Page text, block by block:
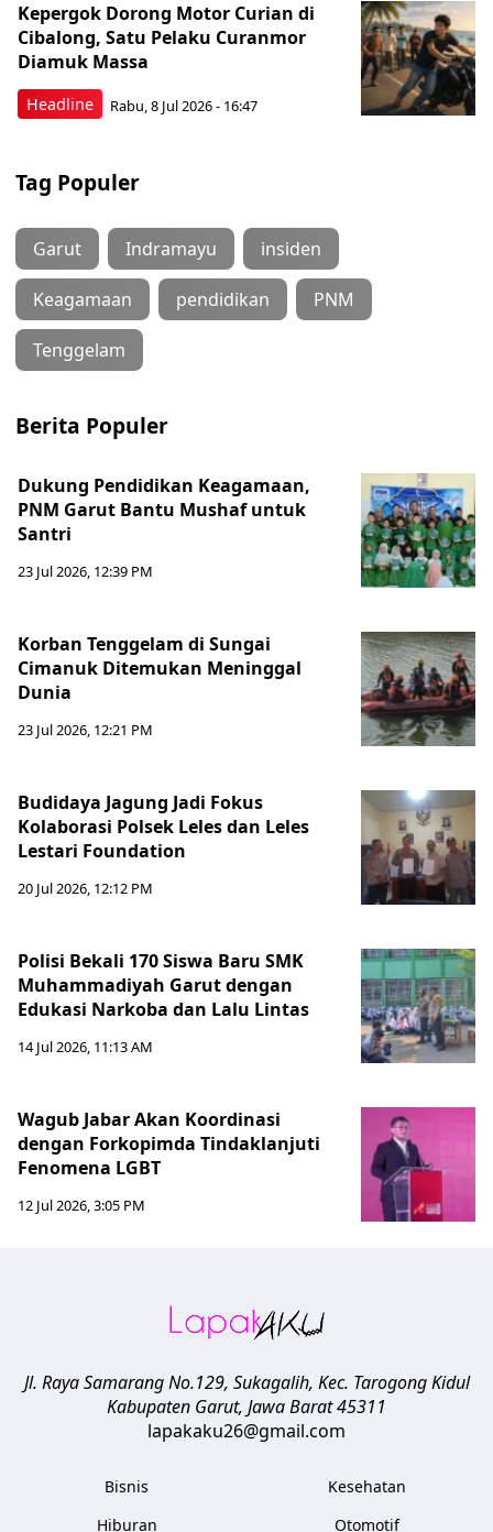
Headline
Kepergok Dorong Motor Curian di
Cibalong, Satu Pelaku Curanmor
Diamuk Massa
Rabu, 8 Jul 2026 - 16:47
Tag Populer
Garut Indramayu insiden
Keagamaan pendidikan PNM
Tenggelam
Berita Populer
Dukung Pendidikan Keagamaan,
PNM Garut Bantu Mushaf untuk
Santri
23 Jul 2026, 12:39 PM
Korban Tenggelam di Sungai
Cimanuk Ditemukan Meninggal
Dunia
23 Jul 2026, 12:21 PM
Budidaya Jagung Jadi Fokus
Kolaborasi Polsek Leles dan Leles
Lestari Foundation
20 Jul 2026, 12:12 PM
Polisi Bekali 170 Siswa Baru SMK
Muhammadiyah Garut dengan
Edukasi Narkoba dan Lalu Lintas
14 Jul 2026, 11:13 AM
Wagub Jabar Akan Koordinasi
dengan Forkopimda Tindaklanjuti
Fenomena LGBT
12 Jul 2026, 3:05 PM
Jl. Raya Samarang No.129, Sukagalih, Kec. Tarogong Kidul
Kabupaten Garut, Jawa Barat45311
lapakaku26@gmail.com
Bisnis
Hiburan
Kesehatan
Otomotif